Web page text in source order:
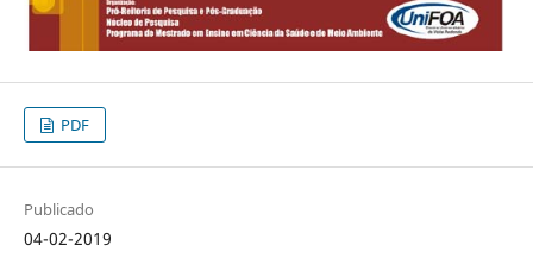
PDF
Publicado
04-02-2019